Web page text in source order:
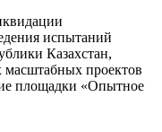
испытаний
Казахстан,
масштабных проектов
площадки «Опытное